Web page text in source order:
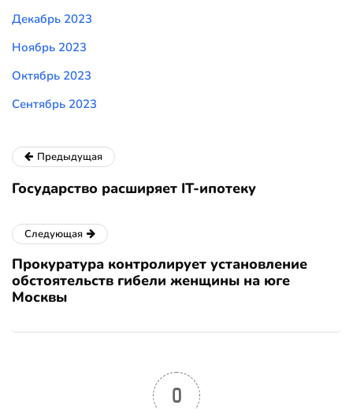
Декабрь 2023
Ноябрь 2023
Октябрь 2023
Сентябрь 2023
Предыдущая
Государство расширяет IT-ипотеку
Следующая
Прокуратура контролирует установление
обстоятельств гибели женщины на юге
Москвы
0